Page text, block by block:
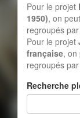
Pour le projet
1950), on
regroupés
Pour le projet
française, on
regroupés
Recherche